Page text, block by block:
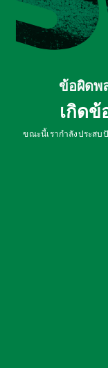
ข้อผิดพ
เกิด
ขณะนี้เรากำลังประสบ